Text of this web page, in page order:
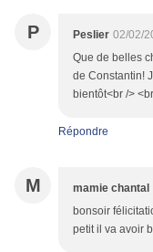
P Peslier 02/02/
Que de belles
de Constantin!
bientôt<br />
Répondre
M mamie chantal
bonsoir
petit il va avoir